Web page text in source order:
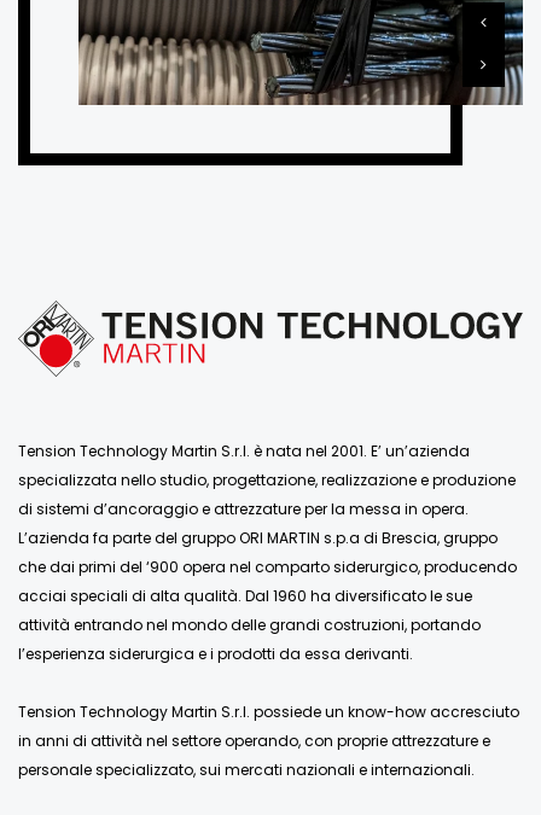
Tension Technology Martin S.r.l. è nata nel 2001. E’ un’azienda
specializzata nello studio, progettazione, realizzazione e produzione
di sistemi d’ancoraggio e attrezzature per la messa in opera.
L’azienda fa parte del gruppo ORI MARTIN s.p.a di Brescia, gruppo
che dai primi del ‘900 opera nel comparto siderurgico, producendo
acciai speciali di alta qualità. Dal 1960 ha diversificato le sue
attività entrando nel mondo delle grandi costruzioni, portando
l’esperienza siderurgica e i prodotti da essa derivanti.
Tension Technology Martin S.r.l. possiede un know-how accresciuto
in anni di attività nel settore operando, con proprie attrezzature e
personale specializzato, sui mercati nazionali e internazionali.